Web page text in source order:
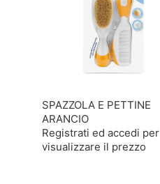
SPAZZOLA E PETTINE
ARANCIO
Registrati ed accedi per
visualizzare il prezzo